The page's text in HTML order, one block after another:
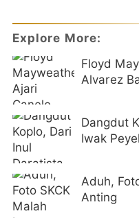
Explore More:
Floyd
Alvarez
Dangdut
Iwak
Aduh,
Anting